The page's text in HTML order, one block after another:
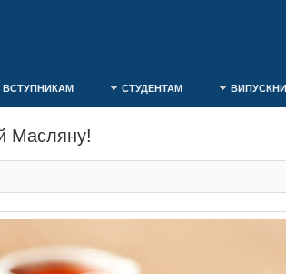
ВСТУПНИКАМ СТУДЕНТАМ
Масляну!